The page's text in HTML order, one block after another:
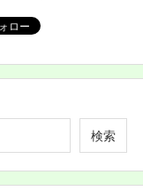
検索